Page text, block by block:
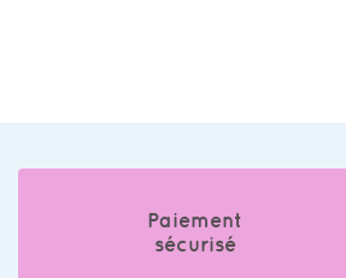
Paiement
sécurisé